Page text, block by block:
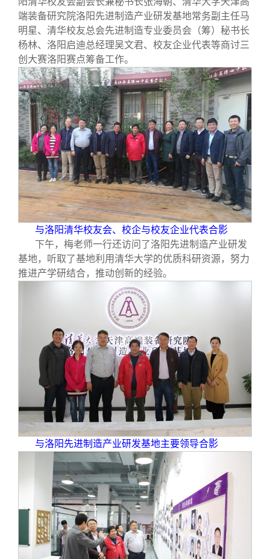
端装备研究院洛阳先进制造产业研发基地常务副主任马
明星、清华校友总会先进制造专业委员会（筹）秘书长
杨林、洛阳启迪总经理吴文君、校友企业代表等商讨三
创大赛洛阳赛点筹备工作。
与洛阳清华校友会、校企与校友企业代表合影
下午，梅老师一行还访问了洛阳先进制造产业研发
基地，听取了基地利用清华大学的优质科研资源，努力
推进产学研结合，推动创新的经验。
与洛阳先进制造产业研发基地主要领导合影